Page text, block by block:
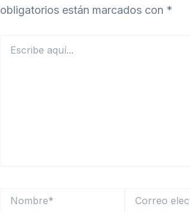
obligatorios están marcados con *
aquí...
electrónico*